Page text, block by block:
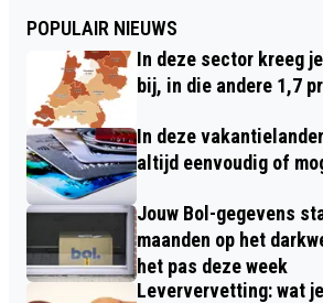
POPULAIR NIEUWS
In deze sector kreeg
bij, in die andere 1,7
In deze
altijd eenvoudig of
Jouw Bol-gegevens
maanden op het
het pas deze week
Leververvetting: wat